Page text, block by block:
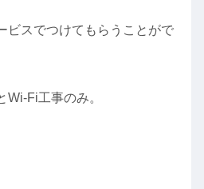
ビスでつけてもらうことがで
Wi-Fi工事のみ。